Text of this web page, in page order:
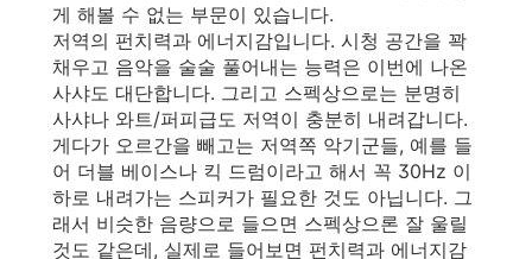
게 해볼 수 없는 부문이 있습니다.
저역의 펀치력과 에너지감입니다. 시청 공간을 꽉
채우고 음악을 술술 풀어내는 능력은 이번에 나온
사샤도 대단합니다. 그리고 스펙상으로는 분명히
사샤나 와트/퍼피급도 저역이 충분히 내려갑니다.
게다가 오르간을 빼고는 저역쪽 악기군들, 예를 들
어 더블 베이스나 킥 드럼이라고 해서 꼭 30Hz 이
하로 내려가는 스피커가 필요한 것도 아닙니다. 그
래서 비슷한 음량으로 들으면 스펙상으론 잘 울릴
것도 같은데, 실제로 들어보면 펀치력과 에너지감